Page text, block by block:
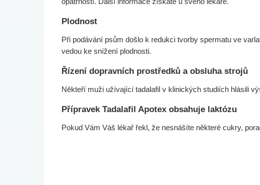
Plodnost
Při podávání psům došlo k redukci tvorby spermatu ve
vedou ke snížení plodnosti.
Řízení dopravních prostředků a obsluha strojů
Někteří muži užívající tadalafil v klinických studiích hlásili
Přípravek Tadalafil Apotex obsahuje laktózu
Pokud Vám Váš lékař řekl, že nesnášíte některé cukry,